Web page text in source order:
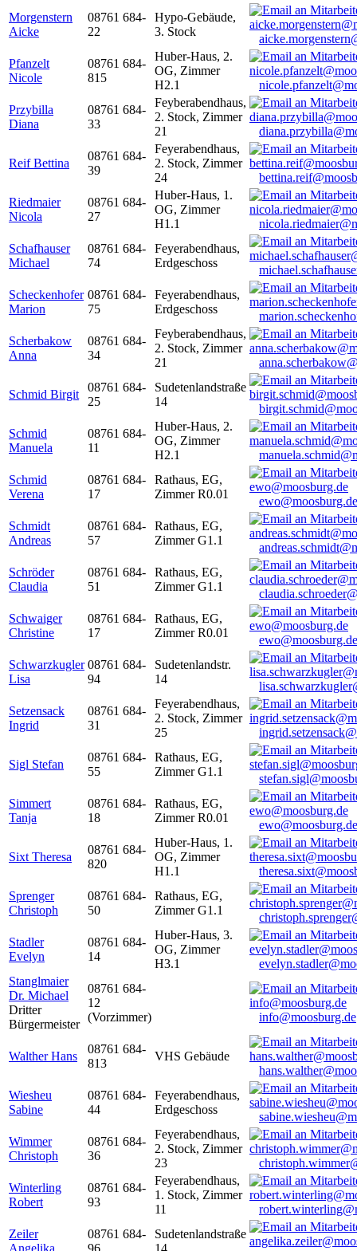
Morgenstern
Aicke
08761 684-
22
Hypo-Gebäude,
3. Stock
Pfanzelt
Nicole
08761 684-
815
Huber-Haus, 2.
OG, Zimmer
H2.1
Przybilla
Diana
08761 684-
33
Feyberabendhaus,
2. Stock, Zimmer
21
Reif Bettina
08761 684-
39
Feyerabendhaus,
2. Stock, Zimmer
24
Riedmaier
Nicola
08761 684-
27
Huber-Haus, 1.
OG, Zimmer
H1.1
Schafhauser
Michael
08761 684-
74
Feyerabendhaus,
Erdgeschoss
Scheckenhofer
Marion
08761 684-
75
Feyerabendhaus,
Erdgeschoss
Scherbakow
Anna
08761 684-
34
Feyberabendhaus,
2. Stock, Zimmer
21
Schmid Birgit
08761 684-
25
Sudetenlandstraße
14
Schmid
Manuela
08761 684-
11
Huber-Haus, 2.
OG, Zimmer
H2.1
Schmid
Verena
08761 684-
17
Rathaus, EG,
Zimmer R0.01
ewo@moosburg.de
Schmidt
Andreas
08761 684-
57
Rathaus, EG,
Zimmer G1.1
Schröder
Claudia
08761 684-
51
Rathaus, EG,
Zimmer G1.1
Schwaiger
Christine
08761 684-
17
Rathaus, EG,
Zimmer R0.01
ewo@moosburg.de
Schwarzkugler
Lisa
08761 684-
94
Sudetenlandstr.
14
Setzensack
Ingrid
08761 684-
31
Feyerabendhaus,
2. Stock, Zimmer
25
Sigl Stefan
08761 684-
55
Rathaus, EG,
Zimmer G1.1
Simmert
Tanja
08761 684-
18
Rathaus, EG,
Zimmer R0.01
ewo@moosburg.de
Sixt Theresa
08761 684-
820
Huber-Haus, 1.
OG, Zimmer
H1.1
Sprenger
Christoph
08761 684-
50
Rathaus, EG,
Zimmer G1.1
Stadler
Evelyn
08761 684-
14
Huber-Haus, 3.
OG, Zimmer
H3.1
Stanglmaier
Dr. Michael
Dritter
Bürgermeister
08761 684-
12
(Vorzimmer)
info@moosburg.de
Walther Hans
08761 684-
813
VHS Gebäude
Wiesheu
Sabine
08761 684-
44
Feyerabendhaus,
Erdgeschoss
Wimmer
Christoph
08761 684-
36
Feyerabendhaus,
2. Stock, Zimmer
23
Winterling
Robert
08761 684-
93
Feyerabendhaus,
1. Stock, Zimmer
11
Zeiler
Angelika
08761 684-
96
Sudetenlandstraße
14